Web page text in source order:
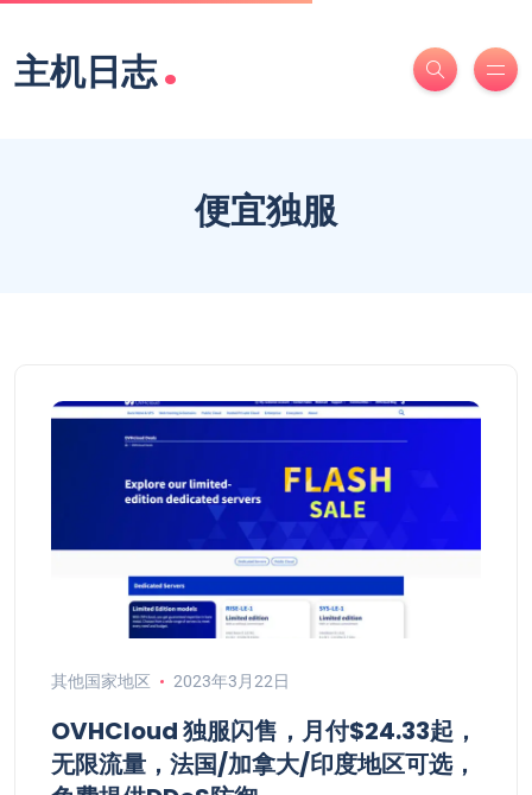
主机日志.
便宜独服
其他国家地区 2023年3月22日
OVHCloud 独服闪售，月付$24.33起，
无限流量，法国/加拿大/印度地区可选，